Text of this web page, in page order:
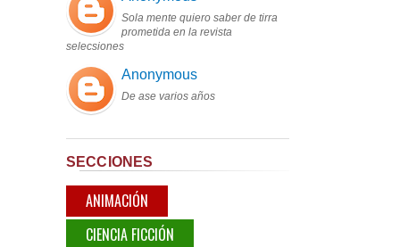
Sola mente quiero saber de tirra
prometida en la revista
selecsiones
Anonymous
De ase varios años
SECCIONES
ANIMACIÓN
CIENCIA FICCIÓN